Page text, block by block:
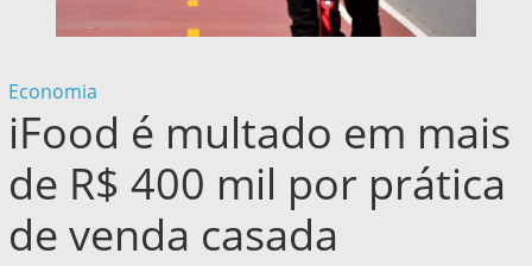
Economia
iFood é multado em mais
de R$ 400 mil por prática
de venda casada